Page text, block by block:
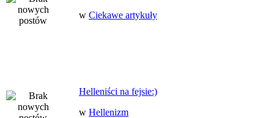
w Ciekawe artykuły
Helleniści na fejsie:)
w Hellenizm